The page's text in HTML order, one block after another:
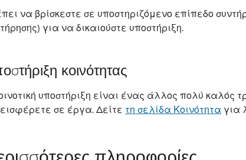
να βρίσκεστε σε υποστηριζόμενο επίπεδο
για να δικαιούστε υποστήριξη.
κοινότητας
υποστήριξη είναι ένας άλλος πολύ καλός
σε έργα. Δείτε τη σελίδα Κοινότητα για